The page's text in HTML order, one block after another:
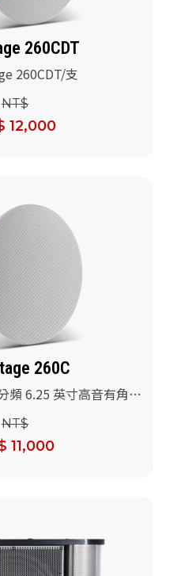
260CDT
260CDT/支
NT$
12,000
260C
頻 6.25 英寸高音有角度
NT$
11,000